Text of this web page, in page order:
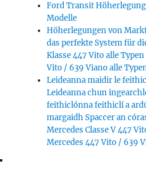
Ford Transit
Modelle
Höherlegungen von
das perfekte System für
Klasse 447 Vito alle
Vito / 639 Viano alle
Leideanna maidir le
Leideanna chun
feithiclónna feithiclí a
margaidh Spaccer an
Mercedes Classe V 447
Mercedes 447 Vito / 639